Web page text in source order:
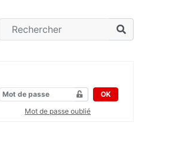
OK
Mot de passe oublié